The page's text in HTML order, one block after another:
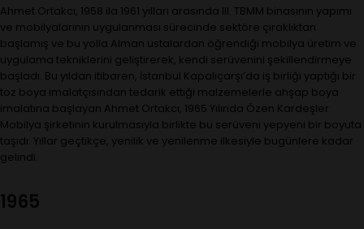
Ahmet Ortakcı, 1958 ila 1961 yılları arasında III. TBMM binasının yapımı
ve mobilyalarının uygulanması sürecinde sektöre çıraklıktan
başlamış ve bu yolla Alman ustalardan öğrendiği mobilya üretim ve
uygulama tekniklerini geliştirerek, kendi serüvenini şekillendirmeye
başladı. Bu yıldan itibaren, İstanbul Kapalıçarşı’da iş birliği yaptığı bir
toz boya imalatçısından tedarik ettiği malzemelerle ahşap boya
imalatına başlayan Ahmet Ortakcı, 1965 Yılında Özen Kardeşler
Mobilya şirketinin kurulmasıyla birlikte bu serüveni yepyeni bir boyuta
taşıdı. Yıllar geçtikçe, yenilik ve yenilenme ilkesiyle bugünlere kadar
gelindi.
1965